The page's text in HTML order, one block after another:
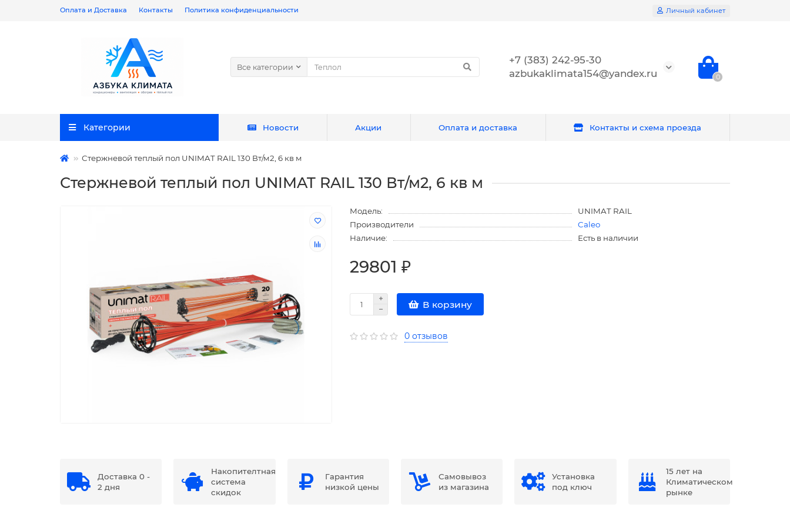
Оплата и Доставка Контакты Политика конфиденциальности Личный кабинет
Все категории
+7 (383) 242-95-30
azbukaklimata154@yandex.ru
0
Категории Новости Акции Оплата и доставка Контакты и схема проезда
Стержневой теплый пол UNIMAT RAIL 130 Вт/м2, 6 кв м
Стержневой теплый пол UNIMAT RAIL 130 Вт/м2, 6 кв м
Модель:
UNIMAT RAIL
Производители
Caleo
Наличие:
Есть в наличии
29801 ₽
В корзину
0 отзывов
Доставка 0 -
2 дня
Накопителтная
система
скидок
Гарантия
низкой цены
Самовывоз
из магазина
Установка
под ключ
15 лет на
Климатическом
рынке